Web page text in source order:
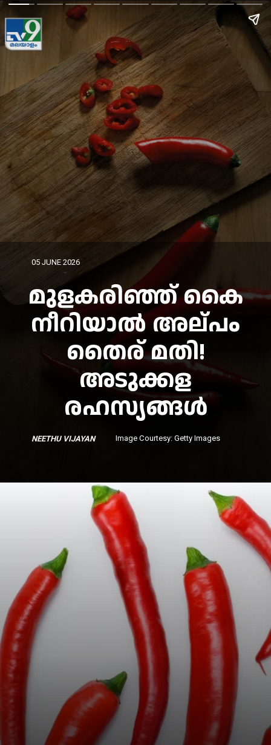
05 JUNE 2026
NEETHU VIJAYAN
മുളകരിഞ്ഞ് കൈ
നീറിയാൽ അല്പം
തൈര് മതി!
അടുക്കള
രഹസ്യങ്ങൾ
Image Courtesy: Getty Images